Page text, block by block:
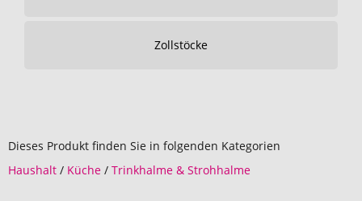
Zollstöcke
Dieses Produkt finden Sie in folgenden Kategorien
Haushalt / Küche / Trinkhalme & Strohhalme